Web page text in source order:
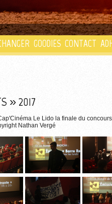
GOODIES CONTACT
» 2017
Le Lido la finale du
Nathan Vergé